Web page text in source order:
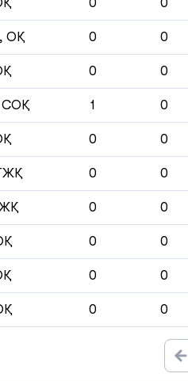
0 0
ОҚ 0 0
0 0
1 0
0 0
0 0
0 0
0 0
0 0
0 0